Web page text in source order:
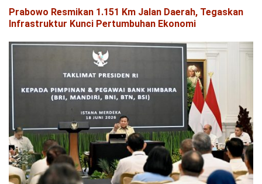
Prabowo Resmikan 1.151 Km Jalan Daerah, Tegaskan
Infrastruktur Kunci Pertumbuhan Ekonomi